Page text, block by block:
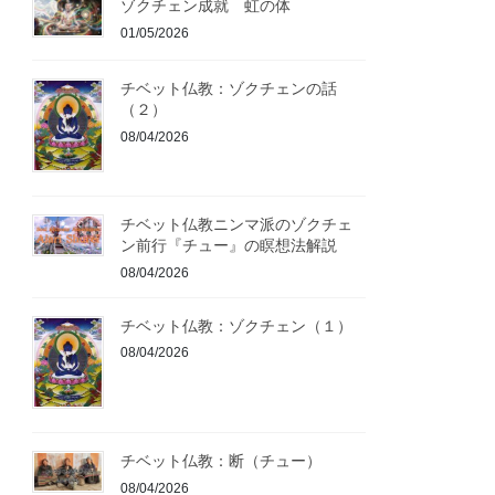
ゾクチェン成就 虹の体
01/05/2026
チベット仏教：ゾクチェンの話
（２）
08/04/2026
チベット仏教ニンマ派のゾクチェ
ン前行『チュー』の瞑想法解説
08/04/2026
チベット仏教：ゾクチェン（１）
08/04/2026
チベット仏教：断（チュー）
08/04/2026